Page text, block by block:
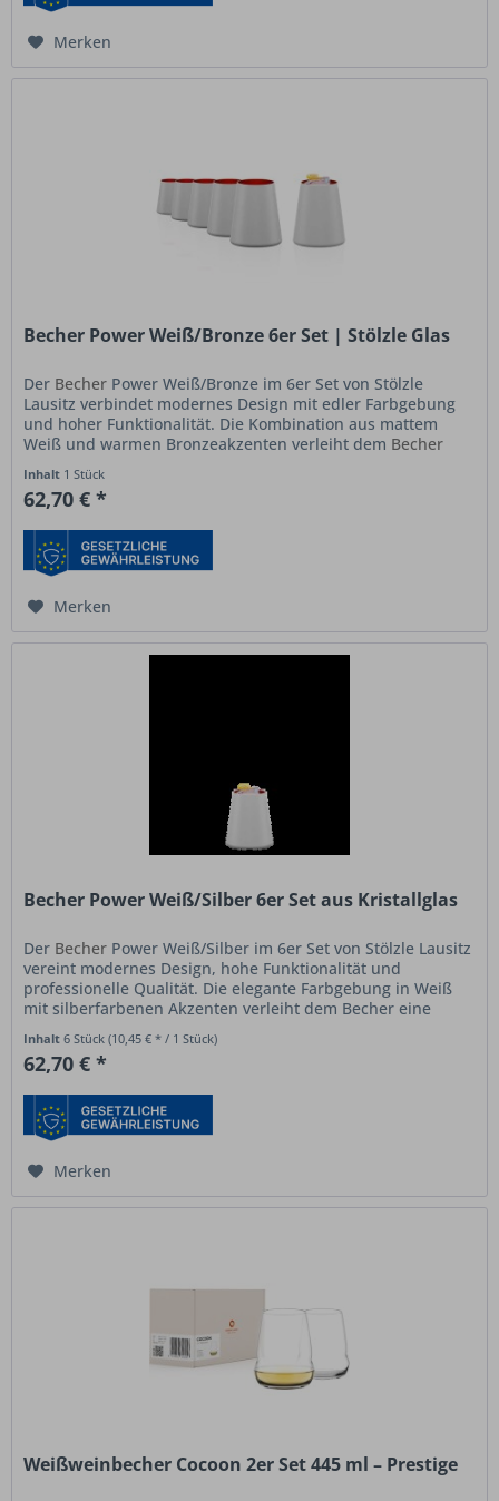
Merken
Becher Power Weiß/Bronze 6er Set | Stölzle Glas
Der Becher Power Weiß/Bronze im 6er Set von Stölzle
Lausitz verbindet modernes Design mit edler Farbgebung
und hoher Funktionalität. Die Kombination aus mattem
Weiß und warmen Bronzeakzenten verleiht dem Becher
Inhalt 1 Stück
62,70 € *
Merken
Becher Power Weiß/Silber 6er Set aus Kristallglas
Der Becher Power Weiß/Silber im 6er Set von Stölzle Lausitz
vereint modernes Design, hohe Funktionalität und
professionelle Qualität. Die elegante Farbgebung in Weiß
mit silberfarbenen Akzenten verleiht dem Becher eine
Inhalt6 Stück(10,45 € * / 1 Stück)
62,70 € *
Merken
Weißweinbecher Cocoon 2er Set 445 ml – Prestige